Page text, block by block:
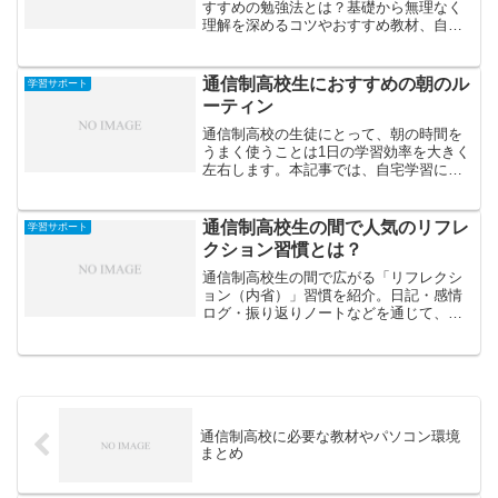
すすめの勉強法とは？基礎から無理なく
理解を深めるコツやおすすめ教材、自宅
学習サポート
通信制高校生におすすめの朝のル
ーティン
通信制高校の生徒にとって、朝の時間を
うまく使うことは1日の学習効率を大きく
左右します。本記事では、自宅学習に最
す。
学習サポート
通信制高校生の間で人気のリフレ
クション習慣とは？
通信制高校生の間で広がる「リフレクシ
ョン（内省）」習慣を紹介。日記・感情
ログ・振り返りノートなどを通じて、自
通信制高校に必要な教材やパソコン環境
まとめ